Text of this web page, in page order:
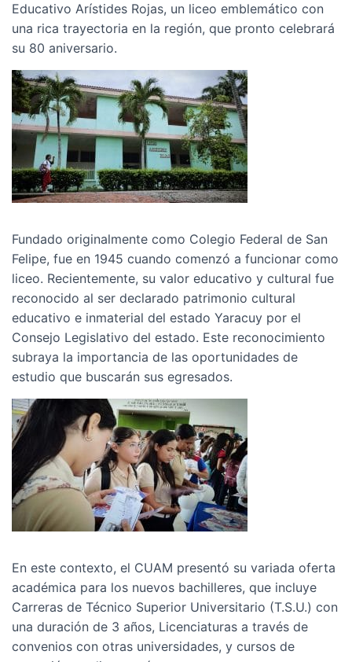
Educativo Arístides Rojas, un liceo emblemático con
una rica trayectoria en la región, que pronto celebrará
su 80 aniversario.
Fundado originalmente como Colegio Federal de San
Felipe, fue en 1945 cuando comenzó a funcionar como
liceo. Recientemente, su valor educativo y cultural fue
reconocido al ser declarado patrimonio cultural
educativo e inmaterial del estado Yaracuy por el
Consejo Legislativo del estado. Este reconocimiento
subraya la importancia de las oportunidades de
estudio que buscarán sus egresados.
En este contexto, el CUAM presentó su variada oferta
académica para los nuevos bachilleres, que incluye
Carreras de Técnico Superior Universitario (T.S.U.) con
una duración de 3 años, Licenciaturas a través de
convenios con otras universidades, y cursos de